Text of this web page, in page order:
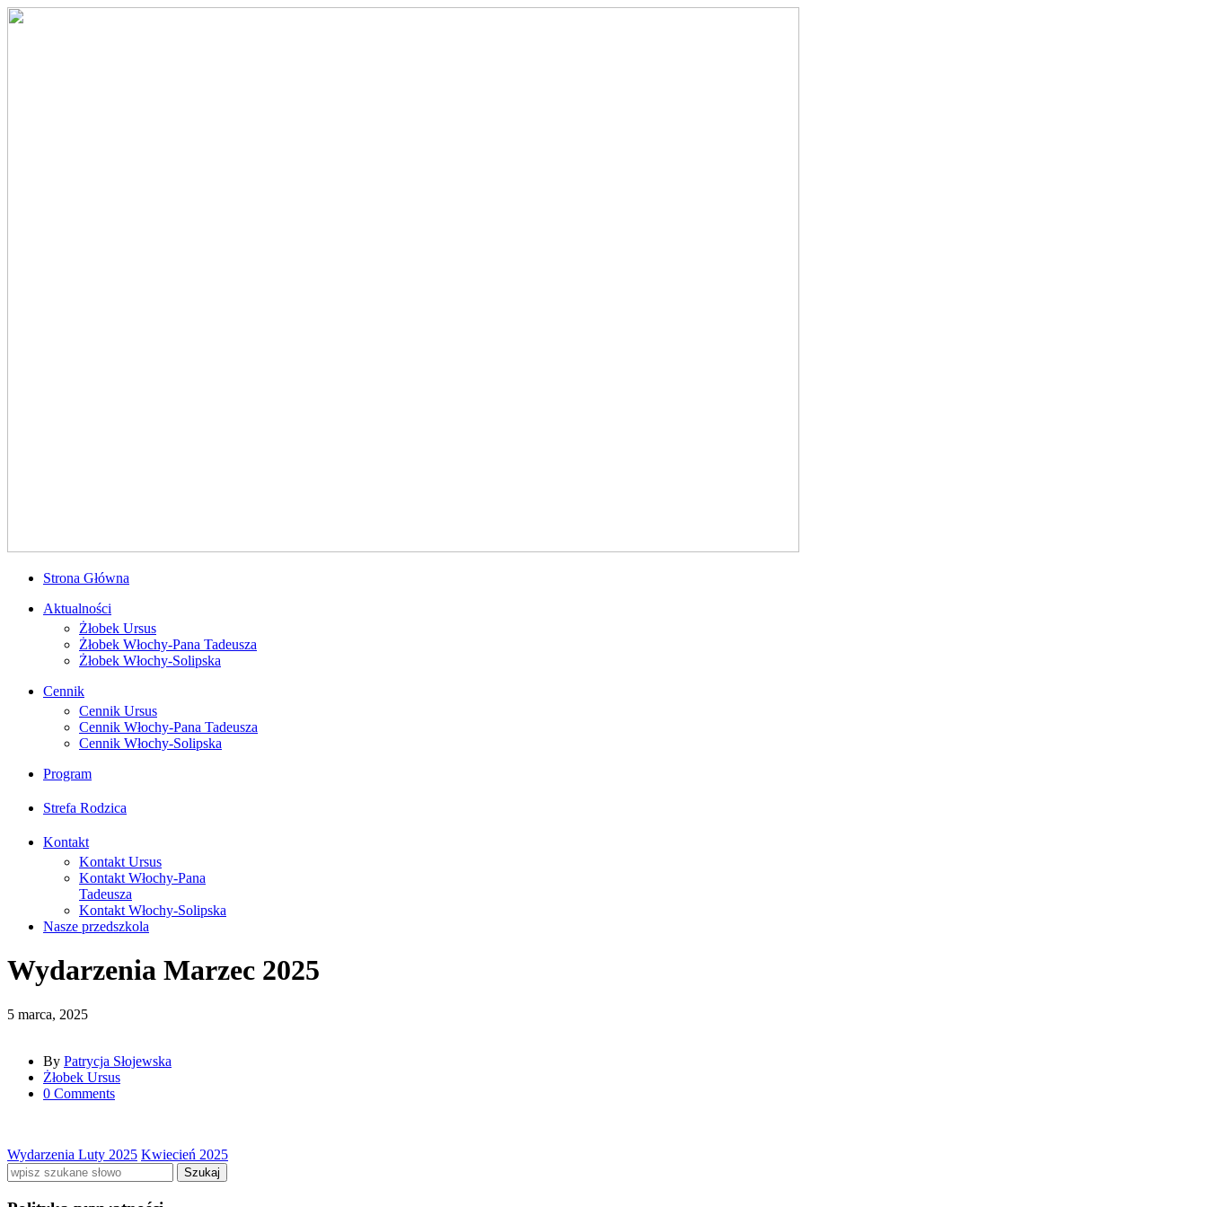
Strona Główna
Aktualności
Żłobek Ursus
Żłobek Włochy-Pana Tadeusza
Żłobek Włochy-Solipska
Cennik
Cennik Ursus
Cennik Włochy-Pana Tadeusza
Cennik Włochy-Solipska
Program
Strefa Rodzica
Kontakt
Kontakt Ursus
Kontakt Włochy-Pana
Tadeusza
Kontakt Włochy-Solipska
Nasze przedszkola
Wydarzenia Marzec 2025
5 marca, 2025
By Patrycja Słojewska
Żłobek Ursus
0 Comments
Wydarzenia Luty 2025 Kwiecień 2025